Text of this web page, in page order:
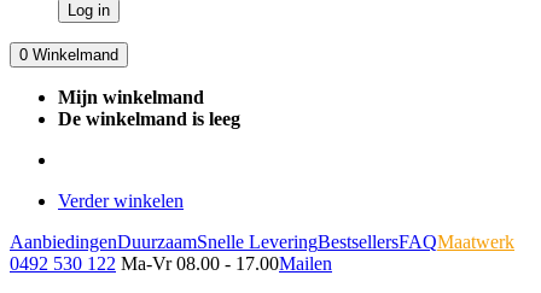
Log in
0 Winkelmand
Mijn winkelmand
De winkelmand is leeg
Verder winkelen
AanbiedingenDuurzaamSnelle LeveringBestsellersFAQMaatwerk
0492 530 122 Ma-Vr 08.00 - 17.00Mailen